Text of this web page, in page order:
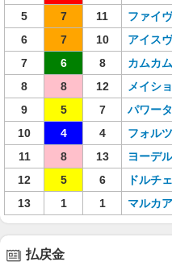
5
7 11 ファイ
6
7 10 アイス
7
6 8 カ
8
8 12 メイシ
9
5 7 パワー
10
4 4 フォル
11
8 13 ヨ
12
5 6 ドル
13
1 1 マルカ
払戻金